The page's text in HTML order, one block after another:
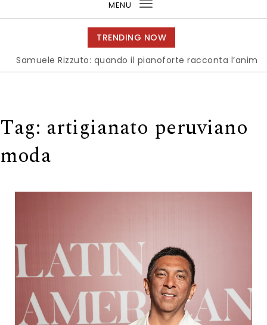
MENU
Toggle
navigation
TRENDING NOW
Rizzuto: quando il pianoforte racconta l’anima
Tag: artigianato peruviano
moda